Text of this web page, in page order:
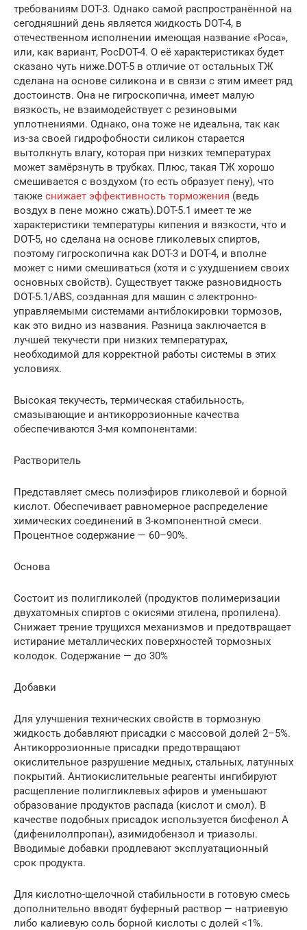
требованиям DOT-3. Однако самой распространённой на
сегодняшний день является жидкость DOT-4, в
отечественном исполнении имеющая название «Роса»,
или, как вариант, РосDOT-4. О её характеристиках будет
сказано чуть ниже.DOT-5 в отличие от остальных ТЖ
сделана на основе силикона и в связи с этим имеет ряд
достоинств. Она не гигроскопична, имеет малую
вязкость, не взаимодействует с резиновыми
уплотнениями. Однако, она тоже не идеальна, так как
из-за своей гидрофобности силикон старается
вытолкнуть влагу, которая при низких температурах
может замёрзнуть в трубках. Плюс, такая ТЖ хорошо
смешивается с воздухом (то есть образует пену), что
также снижает эффективность торможения (ведь
воздух в пене можно сжать).DOT-5.1 имеет те же
характеристики температуры кипения и вязкости, что и
DOT-5, но сделана на основе гликолевых спиртов,
поэтому гигроскопична как DOT-3 и DOT-4, и вполне
может с ними смешиваться (хотя и с ухудшением своих
основных свойств). Существует также разновидность
DOT-5.1/ABS, созданная для машин с электронно-
управляемыми системами антиблокировки тормозов,
как это видно из названия. Разница заключается в
лучшей текучести при низких температурах,
необходимой для корректной работы системы в этих
условиях.
Высокая текучесть, термическая стабильность,
смазывающие и антикоррозионные качества
обеспечиваются 3-мя компонентами:
Растворитель
Представляет смесь полиэфиров гликолевой и борной
кислот. Обеспечивает равномерное распределение
химических соединений в 3-компонентной смеси.
Процентное содержание — 60–90%.
Основа
Состоит из полигликолей (продуктов полимеризации
двухатомных спиртов с окисями этилена, пропилена).
Снижает трение трущихся механизмов и предотвращает
истирание металлических поверхностей тормозных
колодок. Содержание — до 30%
Добавки
Для улучшения технических свойств в тормозную
жидкость добавляют присадки с массовой долей 2–5%.
Антикоррозионные присадки предотвращают
окислительное разрушение медных, стальных, латунных
покрытий. Антиокислительные реагенты ингибируют
расщепление полигликлевых эфиров и уменьшают
образование продуктов распада (кислот и смол). В
качестве подобных присадок используется бисфенол А
(дифенилолпропан), азимидобензол и триазолы.
Вводимые добавки продлевают эксплуатационный
срок продукта.
Для кислотно-щелочной стабильности в готовую смесь
дополнительно вводят буферный раствор — натриевую
либо калиевую соль борной кислоты с долей <1%.